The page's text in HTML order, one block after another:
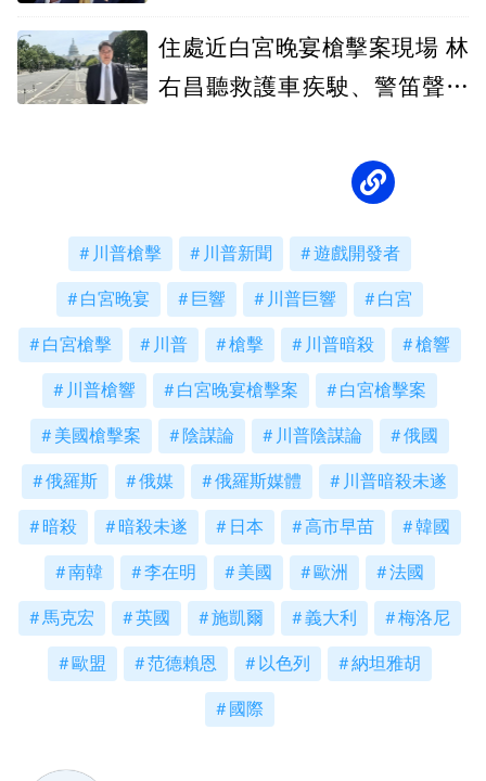
住處近白宮晚宴槍擊案現場 林
右昌聽救護車疾駛、警笛聲：
川普槍擊 川普新聞 遊戲開發者
白宮晚宴 巨響 川普巨響 白宮
白宮槍擊 川普 槍擊 川普暗殺 槍響
川普槍響 白宮晚宴槍擊案 白宮槍擊案
美國槍擊案 陰謀論 川普陰謀論 俄國
俄羅斯 俄媒 俄羅斯媒體 川普暗殺未遂
暗殺 暗殺未遂 日本 高市早苗 韓國
南韓 李在明 美國 歐洲 法國
馬克宏 英國 施凱爾 義大利 梅洛尼
歐盟 范德賴恩 以色列 納坦雅胡
國際